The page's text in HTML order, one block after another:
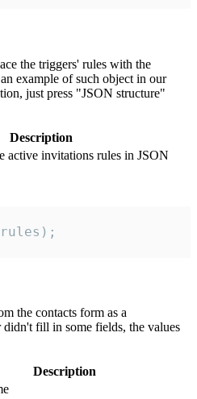
the triggers' rules with the
example of such object in our
just press "JSON structure"
Description
active invitations rules in JSON
the contacts form as a
fill in some fields, the values
Description